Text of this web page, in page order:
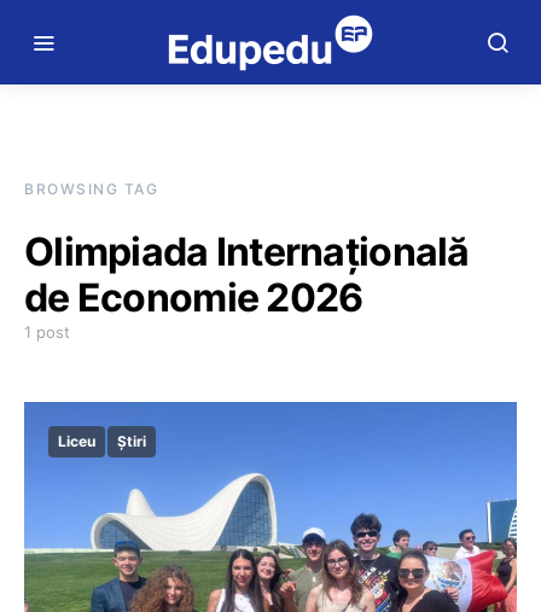
BROWSING TAG
Olimpiada Internațională
de Economie 2026
1 post
Liceu Știri